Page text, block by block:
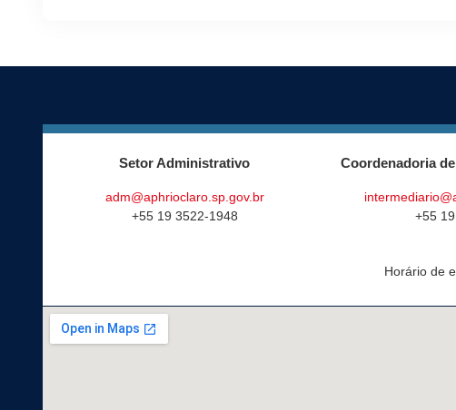
Setor Administrativo
adm@aphrioclaro.sp.gov.br
+55 19 3522-1948
Coordenadoria
+55
Horário de